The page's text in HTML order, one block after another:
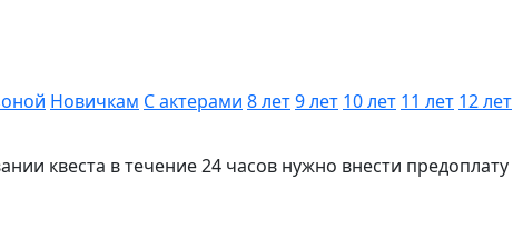
Новичкам С актерами 8 лет9 лет 10 лет 11 лет 12 лет
квеста в течение 24 часов нужно внести предоплату